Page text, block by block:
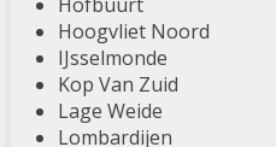
Hoogvliet Noord
IJsselmonde
Kop Van Zuid
Lage Weide
Lombardijen